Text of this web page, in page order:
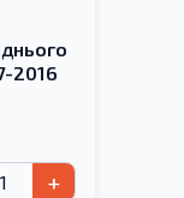
2016
+